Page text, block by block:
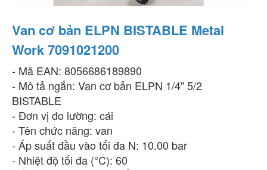
Van cơ bản ELPN BISTABLE Metal
Work 7091021200
- Mã EAN: 8056686189890
- Mô tả ngắn: Van cơ bản ELPN 1/4'' 5/2
BISTABLE
- Đơn vị đo lường: cái
- Tên chức năng: van
- Áp suất đầu vào tối đa N: 10.00 bar
- Nhiệt độ tối đa (°C): 60